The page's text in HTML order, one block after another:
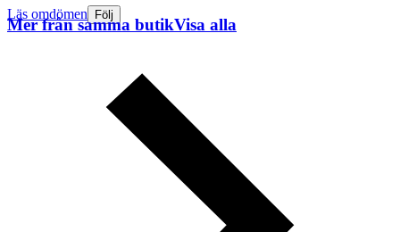
Läs omdömen Följ
Mer från samma butikVisa alla